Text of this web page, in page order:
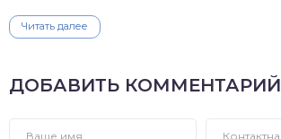
Читать далее
ДОБАВИТЬ КОММЕНТАРИЙ